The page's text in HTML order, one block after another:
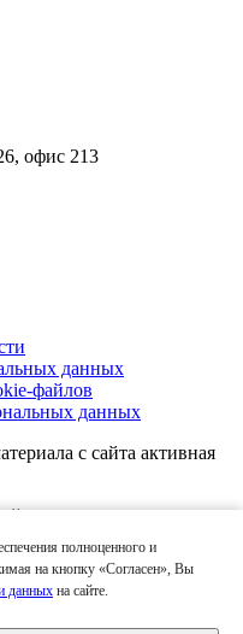
полноценного и
на кнопку «Согласен», Вы
данных на сайте.
офис 213
данных
файлов
данных
с сайта активная
и товарные знаки
в информационных
и фирменные
их